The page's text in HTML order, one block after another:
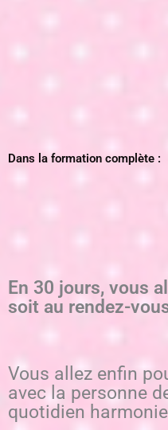
Dans la formation complète :
En 30 jours, vous
soit au rendez-
Vous allez enfin
avec la personne
quotidien